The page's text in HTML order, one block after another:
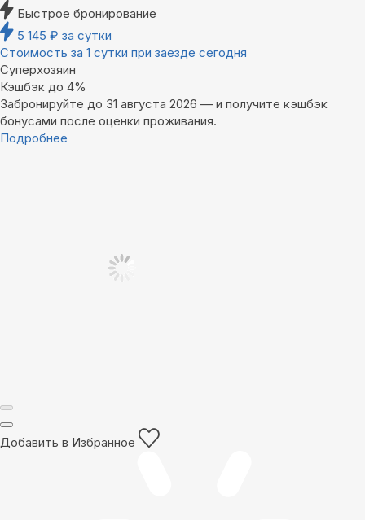
Быстрое бронирование
5 145 ₽ за сутки
Стоимость за 1 сутки при заезде сегодня
Суперхозяин
Кэшбэк до 4%
Забронируйте до 31 августа 2026 — и получите кэшбэк
бонусами после оценки проживания.
Подробнее
Добавить в Избранное